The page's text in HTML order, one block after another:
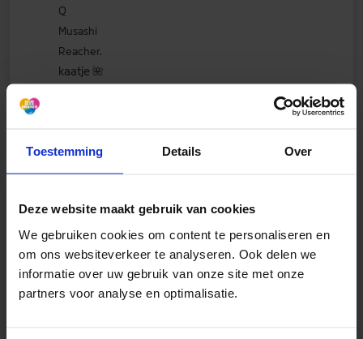
Toestemming Details Over
Deze website maakt gebruik van cookies
We gebruiken cookies om content te personaliseren en
om ons websiteverkeer te analyseren. Ook delen we
informatie over uw gebruik van onze site met onze
partners voor analyse en optimalisatie.
Q
Musashi
Reacher.
kaatje 🌺
bumperjim
03 juni 2026